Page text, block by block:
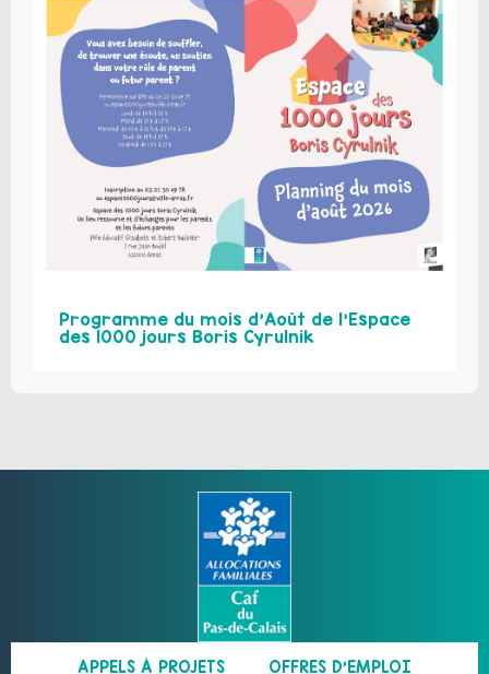
Programme du mois d’Août de l’Espace
des 1000 jours Boris Cyrulnik
APPELS À PROJETS OFFRES D’EMPLOI